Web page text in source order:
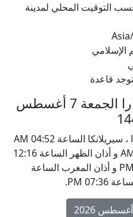
التوقيت المحلي لمدينة
الإسلامي
قاعدة
مواقيت الأذان في كالوتارا الجمعة 7 أغسطس
يحين موعد أذان الفجر في كالوتارا ، سيريلانكا الساعة 04:52 AM
و شروق الشمس الساعة 06:05 AM و أذان الظهر الساعة 12:16
PM و أذان العصر الساعة 03:34 PM و أذان المغرب الساعة
2026